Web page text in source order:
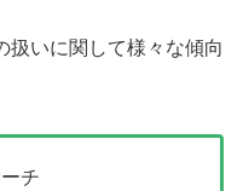
扱いに関して様々な傾向
チ